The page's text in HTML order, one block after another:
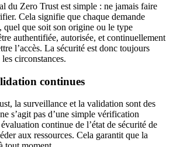
du Zero Trust est simple : ne jamais faire
Cela signifie que chaque demande
quel que soit son origine ou le type
authentifiée, autorisée, et continuellement
l’accès. La sécurité est donc toujours
circonstances.
continues
la surveillance et la validation sont des
s’agit pas d’une simple vérification
continue de l’état de sécurité de
aux ressources. Cela garantit que la